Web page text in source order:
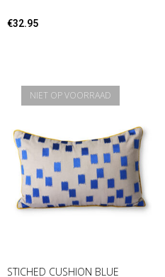
€32.95
NIET OP VOORRAAD
STICHED CUSHION BLUE